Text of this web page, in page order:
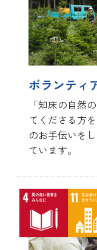
ボランティ
「知床の自然
てくださる方
のお手伝いを
ています。